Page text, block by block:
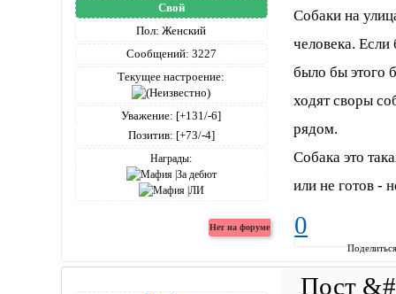
Свой
Пол: Женский
Сообщений: 3227
Текущее настроение:
Уважение: [+131/-6]
Позитив: [+73/-4]
Награды:
Собаки на
человека.
было бы этого
ходят своры
рядом.
Собака это
или не готов -
0